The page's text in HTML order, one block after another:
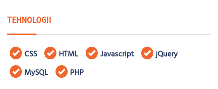
TEHNOLOGII
CSS HTML Javascript
jQuery
MySQL
PHP